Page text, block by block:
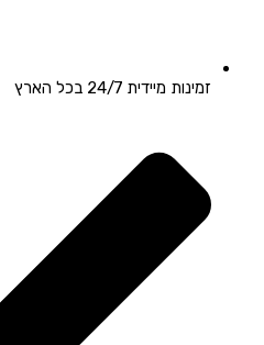
זמינות מיידית 24/7 בכל הארץ